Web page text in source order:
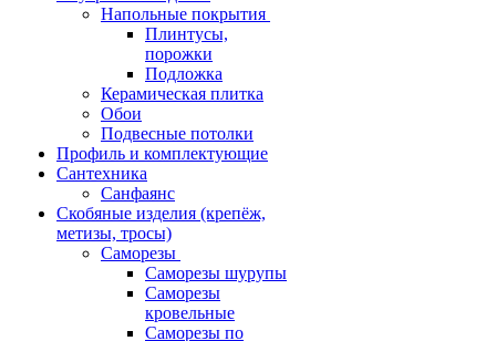
Напольные покрытия
Плинтусы,
порожки
Подложка
Керамическая плитка
Обои
Подвесные потолки
Профиль и комплектующие
Сантехника
Санфаянс
Скобяные изделия (крепёж,
метизы, тросы)
Саморезы
Саморезы шурупы
Саморезы
кровельные
Саморезы по